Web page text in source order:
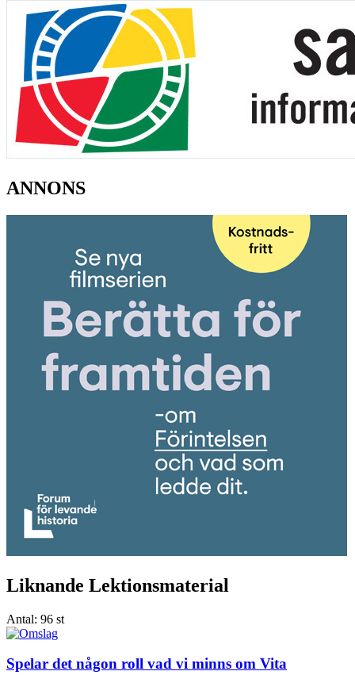
ANNONS
Liknande Lektionsmaterial
Antal: 96 st
Spelar det någon roll vad vi minns om Vita